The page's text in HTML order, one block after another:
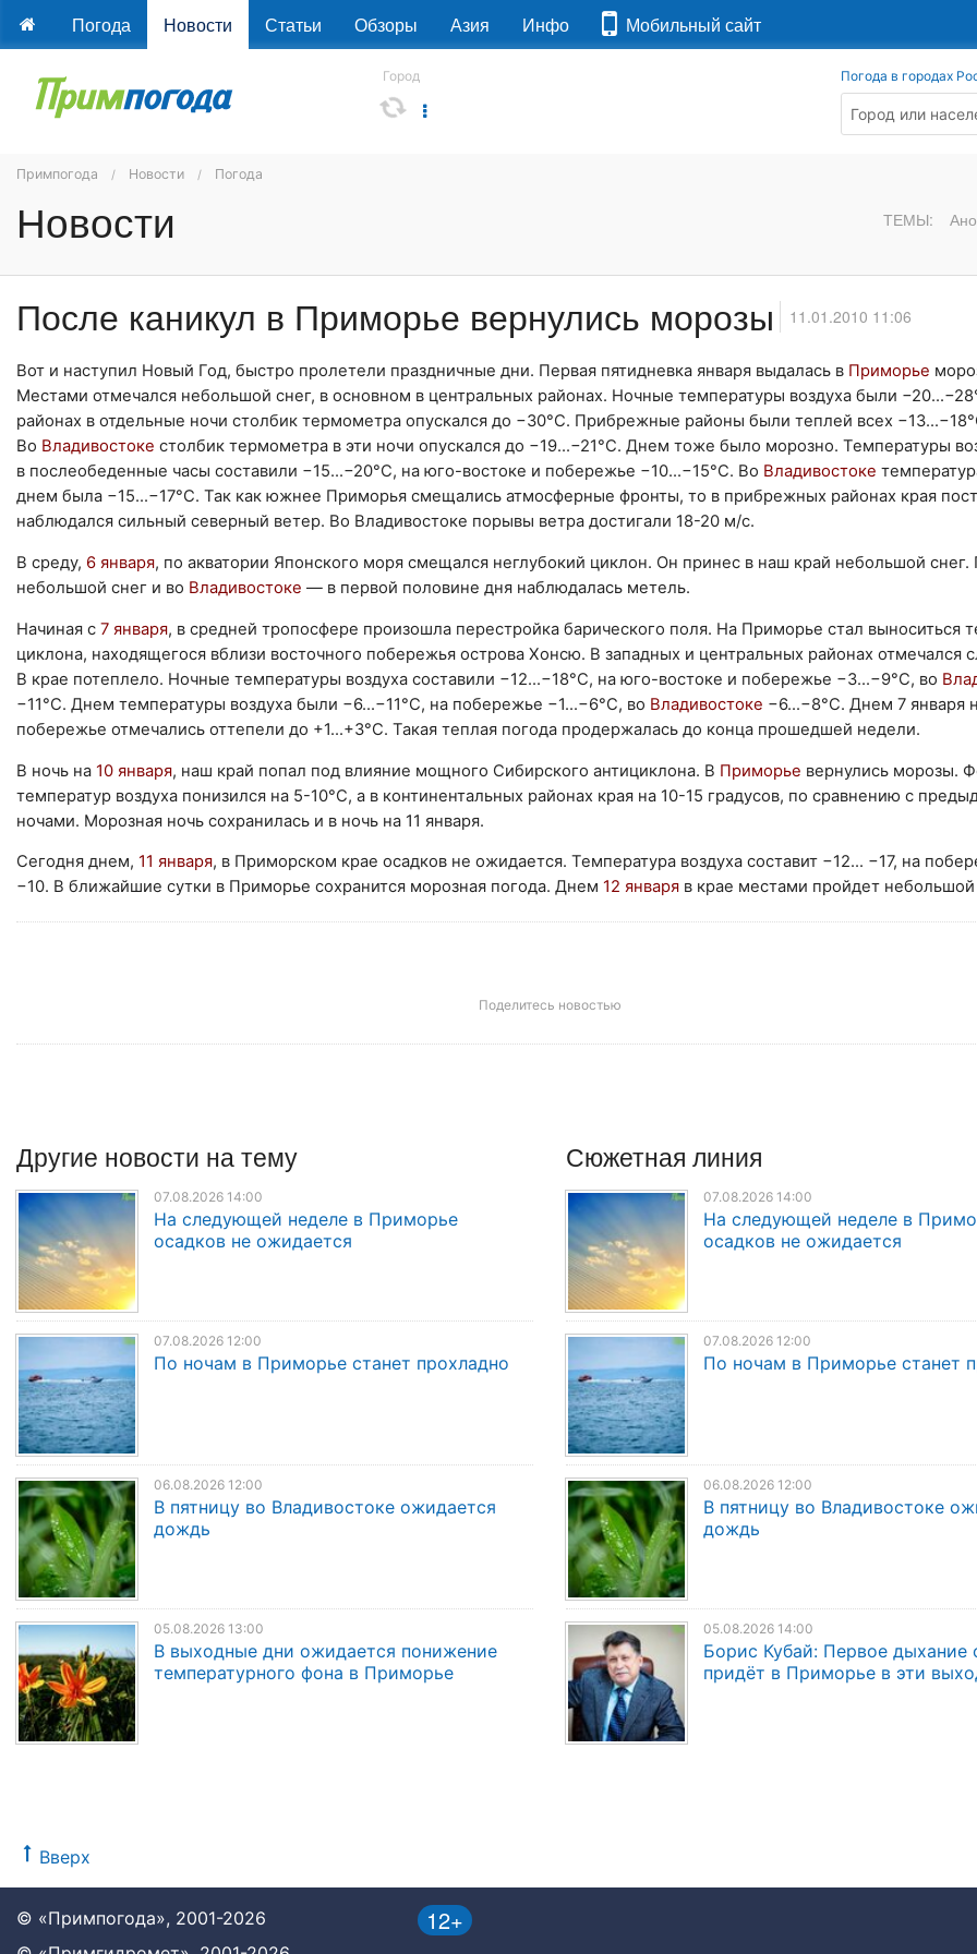
Погода Новости Статьи Обзоры Азия Инфо Мобильный сайт
Город Погода в городах
Примпогода Новости Погода
Новости ТЕМЫ:
После каникул в Приморье вернулись морозы 11.01.2010 11:06
Вот и наступил Новый Год, быстро пролетели праздничные дни. Первая пятидневка января выдалась в Приморье
Местами отмечался небольшой снег, в основном в центральных районах. Ночные температуры воздуха были
районах в отдельные ночи столбик термометра опускался до −30°C. Прибрежные районы были теплей всех
Во Владивостоке столбик термометра в эти ночи опускался до −19...−21°C. Днем тоже было морозно. Температуры
в послеобеденные часы составили −15...−20°C, на юго-востоке и побережье −10...−15°C. Во Владивостоке
днем была −15...−17°C. Так как южнее Приморья смещались атмосферные фронты, то в прибрежных районах края
наблюдался сильный северный ветер. Во Владивостоке порывы ветра достигали 18-20 м/с.
В среду, 6 января, по акватории Японского моря смещался неглубокий циклон. Он принес в наш край небольшой
небольшой снег и во Владивостоке — в первой половине дня наблюдалась метель.
Начиная с 7 января, в средней тропосфере произошла перестройка барического поля. На Приморье стал выноситься
циклона, находящегося вблизи восточного побережья острова Хонсю. В западных и центральных районах отмечался
В крае потеплело. Ночные температуры воздуха составили −12...−18°C, на юго-востоке и побережье −3...−9°C, во
−11°C. Днем температуры воздуха были −6...−11°C, на побережье −1...−6°C, во Владивостоке −6...−8°C. Днем 7 января
побережье отмечались оттепели до +1...+3°C. Такая теплая погода продержалась до конца прошедшей недели.
В ночь на 10 января, наш край попал под влияние мощного Сибирского антициклона. В Приморье вернулись морозы.
температур воздуха понизился на 5-10°C, а в континентальных районах края на 10-15 градусов, по сравнению с
ночами. Морозная ночь сохранилась и в ночь на 11 января.
Сегодня днем, 11 января, в Приморском крае осадков не ожидается. Температура воздуха составит −12... −17, на
−10. В ближайшие сутки в Приморье сохранится морозная погода. Днем 12 января в крае местами пройдет небольшой
Поделитесь новостью
Другие новости на тему
07.08.2026 14:00
На следующей неделе в Приморье
осадков не ожидается
07.08.2026 12:00
По ночам в Приморье станет прохладно
06.08.2026 12:00
В пятницу во Владивостоке ожидается
дождь
05.08.2026 13:00
В выходные дни ожидается понижение
температурного фона в Приморье
Сюжетная линия
07.08.2026 14:00
На следующей неделе в
осадков не ожидается
07.08.2026 12:00
По ночам в Приморье станет
06.08.2026 12:00
В пятницу во Владивостоке
дождь
05.08.2026 14:00
Борис Кубай: Первое дыхание
придёт в Приморье в эти
Вверх
12+
© «Примпогода», 2001-2026